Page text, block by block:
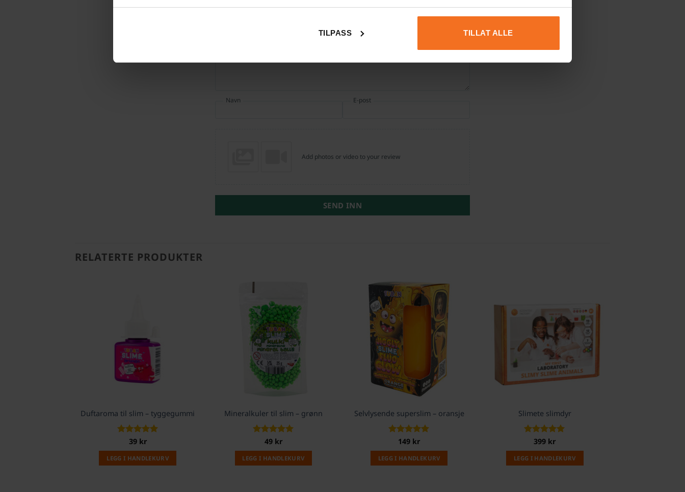
TILPASS TILLAT ALLE
0/5
Navn E-post
Add photos or video to your review
SEND INN
RELATERTE PRODUKTER
Duftaroma til slim – tyggegummi
Vurdert5
39 kr
LEGG I HANDLEKURV
Mineralkuler til slim – grønn
Vurdert5
49 kr
LEGG I HANDLEKURV
Selvlysende superslim – oransje
Vurdert5
149 kr
LEGG I HANDLEKURV
Slimete slimdyr
Vurdert5
399 kr
LEGG I HANDLEKURV